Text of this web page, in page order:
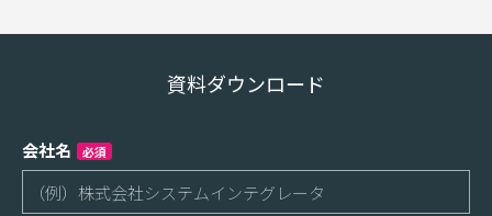
資料ダウンロード
会社名 必須